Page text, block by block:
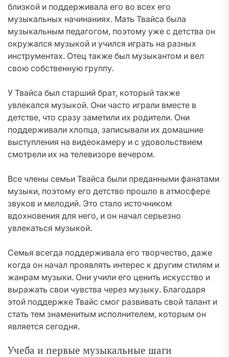
близкой и поддерживала его во всех его
музыкальных начинаниях. Мать Твайса была
музыкальным педагогом, поэтому уже с детства он
окружался музыкой и учился играть на разных
инструментах. Отец также был музыкантом и вел
свою собственную группу.
У Твайса был старший брат, который также
увлекался музыкой. Они часто играли вместе в
детстве, что сразу заметили их родители. Они
поддерживали хлопца, записывали их домашние
выступления на видеокамеру и с удовольствием
смотрели их на телевизоре вечером.
Все члены семьи Твайса были преданными фанатами
музыки, поэтому его детство прошло в атмосфере
звуков и мелодий. Это стало источником
вдохновения для него, и он начал серьезно
увлекаться музыкой.
Семья всегда поддерживала его творчество, даже
когда он начал проявлять интерес к другим стилям и
жанрам музыки. Они учили его ценить искусство и
выражать свои чувства через музыку. Благодаря
этой поддержке Твайс смог развивать свой талант и
стать тем знаменитым исполнителем, которым он
является сегодня.
Учеба и первые музыкальные шаги